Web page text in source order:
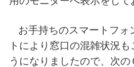
お手持ちのスマートフォ
トにより窓口の混雑状況
うになりましたので、次の